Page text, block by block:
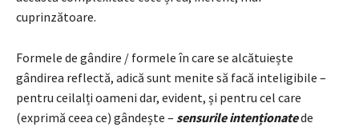
cuprinzătoare.
Formele de gândire / formele în care se alcătuiește
gândirea reflectă, adică sunt menite să facă inteligibile –
pentru ceilalți oameni dar, evident, și pentru cel care
(exprimă ceea ce) gândește – sensurile intenționatede